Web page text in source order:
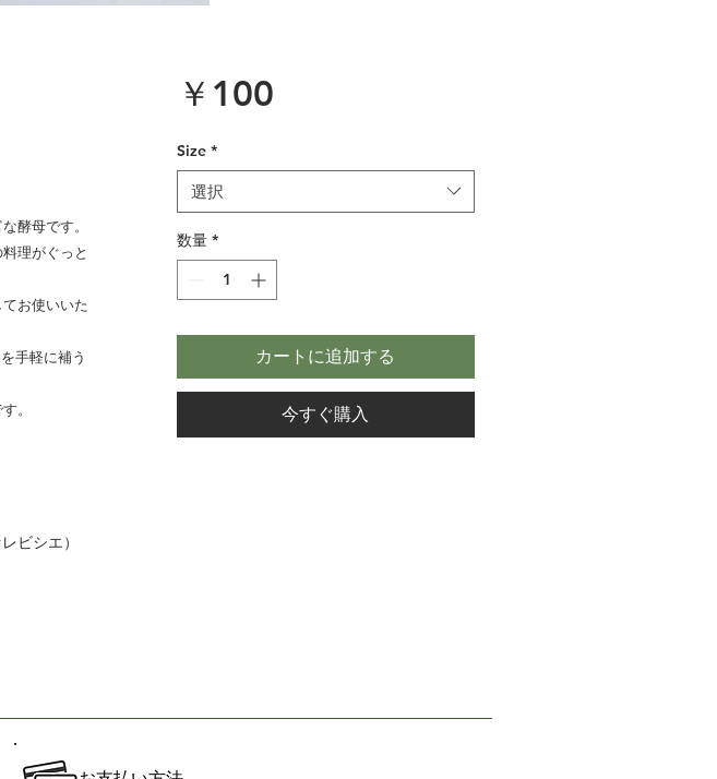
酵母です。
理がぐっと
お使いいた
手軽に補う
。
シエ）
￥100価
Size *
選択
数量 *
カートに追加する
今すぐ購入